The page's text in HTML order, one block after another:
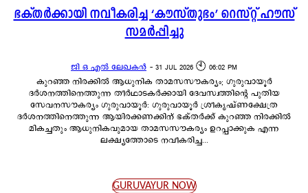
ഭക്തർക്കായി നവീകരിച്ച ‘കൗസ്തുഭം’ റെസ്റ്റ് ഹൗസ്
സമർപ്പിച്ചു
ജി ഒ എൽ ലേഖകൻ - 31 JUL 2026 🕙 06:02 PM
കുറഞ്ഞ നിരക്കിൽ ആധുനിക താമസസൗകര്യം; ഗുരുവായൂർ
ദർശനത്തിനെത്തുന്ന തീർഥാടകർക്കായി ദേവസ്വത്തിന്റെ പുതിയ
സേവനസൗകര്യം ഗുരുവായൂർ: ഗുരുവായൂർ ശ്രീകൃഷ്ണക്ഷേത്ര
ദർശനത്തിനെത്തുന്ന ആയിരക്കണക്കിന് ഭക്തർക്ക് കുറഞ്ഞ നിരക്കിൽ
മികച്ചതും ആധുനികവുമായ താമസസൗകര്യം ഉറപ്പാക്കുക എന്ന
ലക്ഷ്യത്തോടെ നവീകരിച്ച...
GURUVAYUR NOW